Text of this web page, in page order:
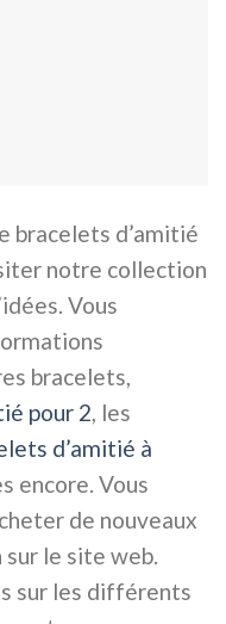
bracelets d’amitié
notre collection
Vous
bracelets,
pour 2, les
d’amitié à
encore. Vous
de nouveaux
le site web.
sur les différents